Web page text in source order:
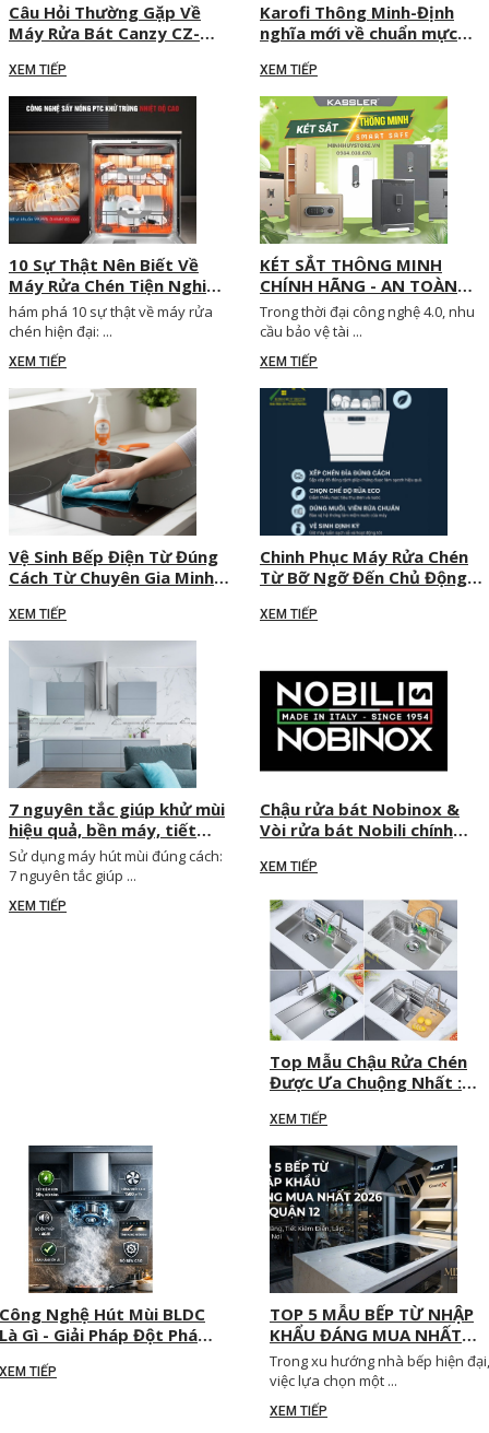
Câu Hỏi Thường Gặp Về
Máy Rửa Bát Canzy CZ-
XEM TIẾP
Karofi Thông Minh-Định
nghĩa mới về chuẩn mực
XEM TIẾP
10 Sự Thật Nên Biết Về
Máy Rửa Chén Tiện Nghi
Cho Mọi Gia Đình
hám phá 10 sự thật về máy rửa
chén hiện đại: ...
XEM TIẾP
KÉT SẮT THÔNG MINH
CHÍNH HÃNG - AN TOÀN
TỐI ĐA, BẢO VỆ TÀI SẢN
CHUẨN CÔNG NGHỆ 4.0
Trong thời đại công nghệ 4.0, nhu
cầu bảo vệ tài ...
XEM TIẾP
Vệ Sinh Bếp Điện Từ Đúng
Cách Từ Chuyên Gia Minh
XEM TIẾP
Chinh Phục Máy Rửa Chén
Từ Bỡ Ngỡ Đến Chủ Động
XEM TIẾP
7 nguyên tắc giúp khử mùi
hiệu quả, bền máy, tiết
kiệm điện
Sử dụng máy hút mùi đúng cách:
7 nguyên tắc giúp ...
XEM TIẾP
Chậu rửa bát Nobinox &
Vòi rửa bát Nobili chính
XEM TIẾP
Top Mẫu Chậu Rửa Chén
Được Ưa Chuộng Nhất :
XEM TIẾP
Công Nghệ Hút Mùi BLDC
Là Gì - Giải Pháp Đột Phá
Đại
XEM TIẾP
TOP 5 MẪU BẾP TỪ NHẬP
KHẨU ĐÁNG MUA NHẤT
2026 TẠI QUẬN 12
Trong xu hướng nhà bếp hiện đại,
việc lựa chọn một ...
XEM TIẾP